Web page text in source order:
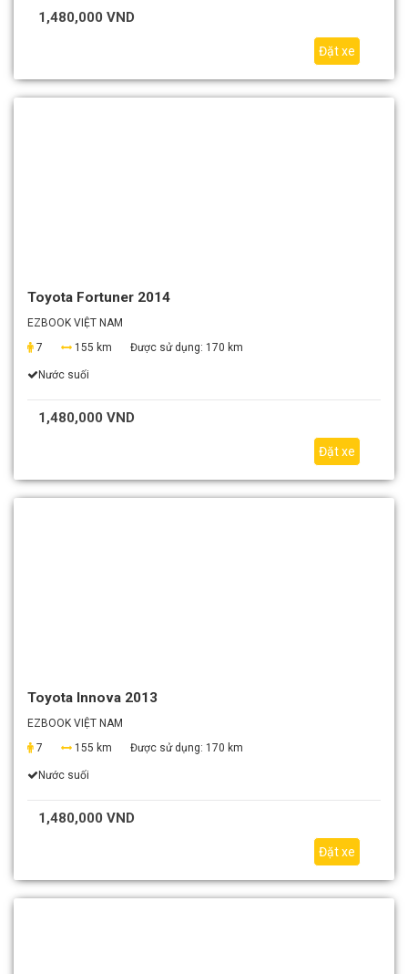
1,480,000 VND
Đặt xe
Toyota Fortuner 2014
EZBOOK VIỆT NAM
7
155 km Được sử dụng: 170 km
Nước suối
1,480,000 VND
Đặt xe
Toyota Innova 2013
EZBOOK VIỆT NAM
7
155 km Được sử dụng: 170 km
Nước suối
1,480,000 VND
Đặt xe